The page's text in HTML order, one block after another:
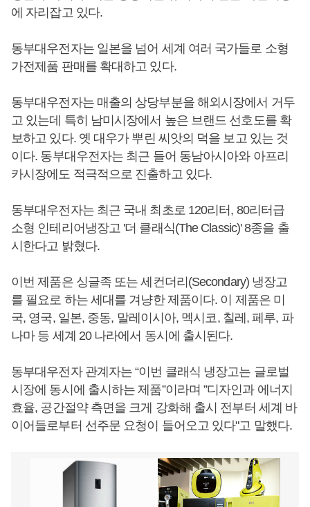
에 자리잡고 있다.
동부대우전자는 일본을 넘어 세계 여러 국가들로 소형
가전제품 판매를 확대하고 있다.
동부대우전자는 매출의 상당부분을 해외시장에서 거두
고 있는데 특히 남미시장에서 높은 브랜드 선호도를 확
보하고 있다. 옛 대우가 뿌린 씨앗의 덕을 보고 있는 것
이다. 동부대우전자는 최근 들어 동남아시아와 아프리
카시장에도 적극적으로 진출하고 있다.
동부대우전자는 최근 국내 최초로 120리터, 80리터급
소형 인테리어냉장고 '더 클래식(The Classic)' 8종을 출
시한다고 밝혔다.
이번 제품은 싱글족 또는 세컨더리(Secondary) 냉장고
를 필요로 하는 세대를 겨냥한 제품이다. 이 제품은 미
국, 영국, 일본, 중동, 말레이시아, 멕시코, 칠레, 페루, 파
나마 등 세계 20 나라에서 동시에 출시된다.
동부대우전자 관계자는 “이번 클래식 냉장고는 글로벌
시장에 동시에 출시하는 제품”이라며 ”디자인과 에너지
효율, 공간절약 측면을 크게 강화해 출시 전부터 세계 바
이어들로부터 선주문 요청이 들어오고 있다"고 말했다.